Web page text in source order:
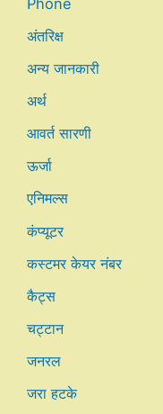
अंतरिक्ष
अन्य जानकारी
अर्थ
आवर्त सारणी
ऊर्जा
एनिमल्स
कंप्यूटर
कस्टमर केयर नंबर
कैट्स
चट्टान
जनरल
जरा हटके